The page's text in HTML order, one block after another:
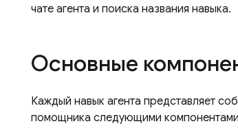
чате агента и поиска названия навыка.
Основные
Каждый навык агента представляет
помощника следующими